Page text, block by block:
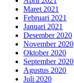
Maret 2021
Februari 2021
Januari 2021
Desember 2020
November 2020
Oktober 2020
September 2020
Agustus 2020
Juli 2020